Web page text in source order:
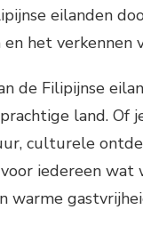
eilanden
het verkennen
de Filipijnse
land. Of
culturele
iedereen wat
warme